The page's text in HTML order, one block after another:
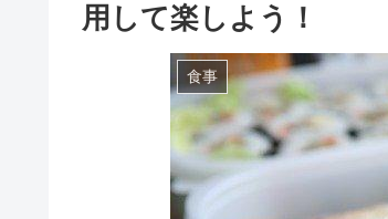
用して楽しよう！
食事